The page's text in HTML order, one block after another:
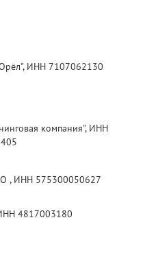
ИНН 7107062130
компания", ИНН
, ИНН 575300050627
4817003180